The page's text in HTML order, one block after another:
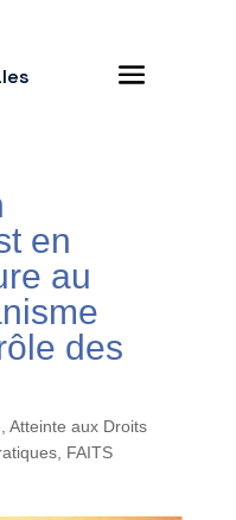
en
au
des
Atteinte aux Droits
, FAITS